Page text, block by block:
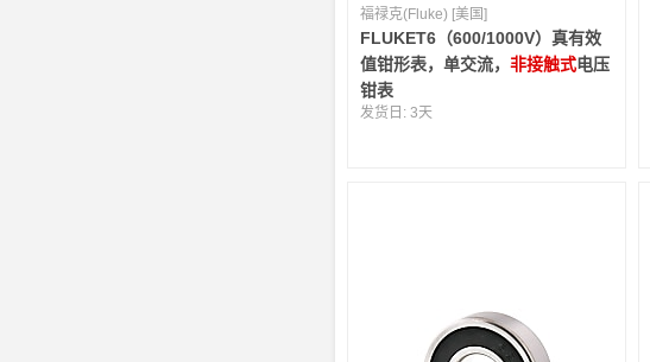
福禄克(Fluke) [美国]
FLUKET6（600/1000V）真有效
值钳形表，单交流，非接触式电压
钳表
发货日:3天